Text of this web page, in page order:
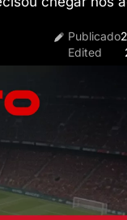
Publicado
Edited